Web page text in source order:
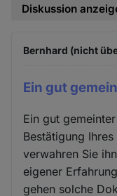
Diskussion
Bernhard (nicht
Ein gut
Ein gut
Bestätigung
verwahren Sie
eigener
gehen solche